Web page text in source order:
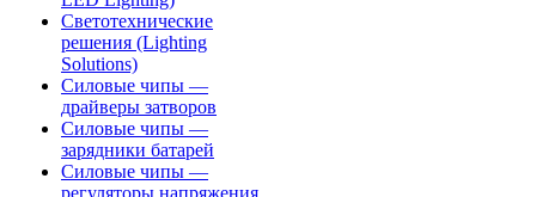
Светотехнические
решения (Lighting
Solutions)
Силовые чипы —
драйверы затворов
Силовые чипы —
зарядники батарей
Силовые чипы —
регуляторы напряжения